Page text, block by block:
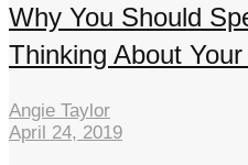
Why You Should
Thinking About
Angie Taylor
April 24, 2019